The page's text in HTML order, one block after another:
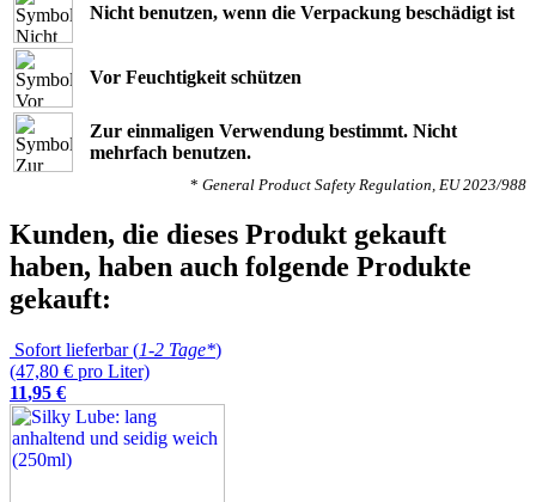
Nicht benutzen, wenn die Verpackung beschädigt ist
Vor Feuchtigkeit schützen
Zur einmaligen Verwendung bestimmt. Nicht
mehrfach benutzen.
* General Product Safety Regulation, EU 2023/988
Kunden, die dieses Produkt gekauft
haben, haben auch folgende Produkte
gekauft:
Sofort lieferbar (1-2 Tage*)
(47,80 € pro Liter)
11,95 €